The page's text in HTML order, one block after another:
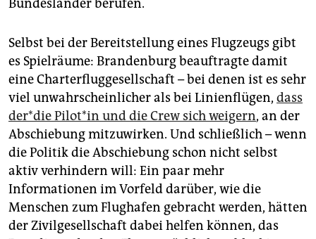
Bundesländer berufen.
Selbst bei der Bereitstellung eines Flugzeugs gibt
es Spielräume: Brandenburg beauftragte damit
eine Charterfluggesellschaft – bei denen ist es sehr
viel unwahrscheinlicher als bei Linienflügen, dass
der*­die Pi­lo­t*in und die Crew sich weigern, an der
Abschiebung mitzuwirken. Und schließlich – wenn
die Politik die Abschiebung schon nicht selbst
aktiv verhindern will: Ein paar mehr
Informationen im Vorfeld darüber, wie die
Menschen zum Flughafen gebracht werden, hätten
der Zivilgesellschaft dabei helfen können, das